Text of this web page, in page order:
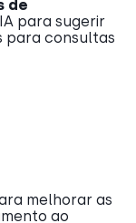
de
para sugerir
para consultas
melhorar as
ao